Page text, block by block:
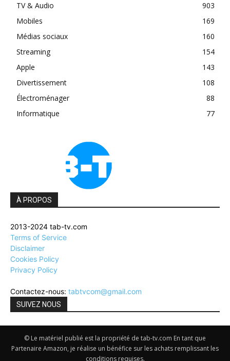
TV & Audio
903
Mobiles
169
Médias sociaux
160
Streaming
154
Apple
143
Divertissement
108
Électroménager
88
Informatique
77
À PROPOS
2013-2024 tab-tv.com
Terms of Service
Disclaimer
Cookies Policy
Privacy Policy
Contactez-nous: tabtvcom@gmail.com
SUIVEZ NOUS
© Le matériel publié est la propriété de tab-tv.com En tant que
Partenaire Amazon, je réalise un bénéfice sur les achats remplissant les
conditions requises.